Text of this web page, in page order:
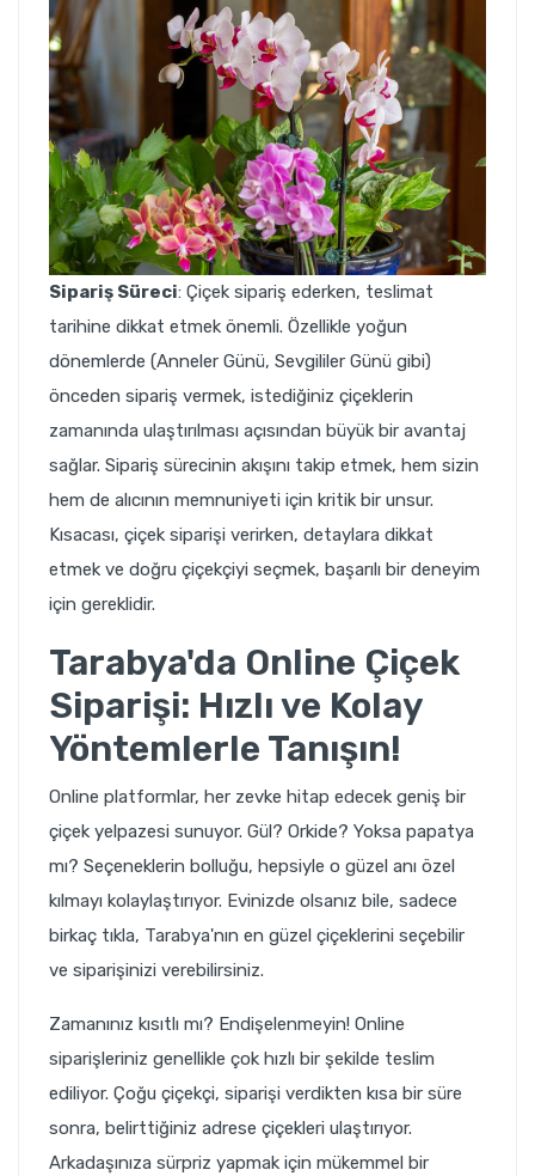
Sipariş Süreci: Çiçek sipariş ederken, teslimat
tarihine dikkat etmek önemli. Özellikle yoğun
dönemlerde (Anneler Günü, Sevgililer Günü gibi)
önceden sipariş vermek, istediğiniz çiçeklerin
zamanında ulaştırılması açısından büyük bir avantaj
sağlar. Sipariş sürecinin akışını takip etmek, hem sizin
hem de alıcının memnuniyeti için kritik bir unsur.
Kısacası, çiçek siparişi verirken, detaylara dikkat
etmek ve doğru çiçekçiyi seçmek, başarılı bir deneyim
için gereklidir.
Tarabya'da Online Çiçek
Siparişi: Hızlı ve Kolay
Yöntemlerle Tanışın!
Online platformlar, her zevke hitap edecek geniş bir
çiçek yelpazesi sunuyor. Gül? Orkide? Yoksa papatya
mı? Seçeneklerin bolluğu, hepsiyle o güzel anı özel
kılmayı kolaylaştırıyor. Evinizde olsanız bile, sadece
birkaç tıkla, Tarabya'nın en güzel çiçeklerini seçebilir
ve siparişinizi verebilirsiniz.
Zamanınız kısıtlı mı? Endişelenmeyin! Online
siparişleriniz genellikle çok hızlı bir şekilde teslim
ediliyor. Çoğu çiçekçi, siparişi verdikten kısa bir süre
sonra, belirttiğiniz adrese çiçekleri ulaştırıyor.
Arkadaşınıza sürpriz yapmak için mükemmel bir